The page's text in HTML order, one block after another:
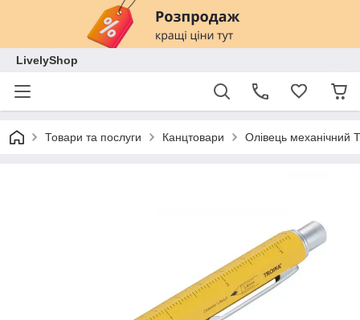
LivelyShop
Товари та послуги Канцтовари Олівець механічний